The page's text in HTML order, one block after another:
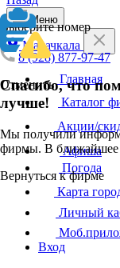
Выберите номер
8 (928) 877-97-47
Отменить
Спасибо, что
лучше!
Мы получили
фирмы. В ближайшее
Вернуться к фирме
Меню
Махачкала
Главная
Каталог
Акции/
Афиша
Погода
Карта
Личный
Вход